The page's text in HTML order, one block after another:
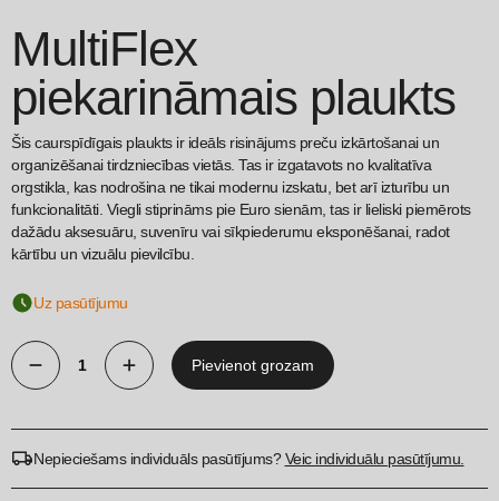
MultiFlex
piekarināmais plaukts
Šis caurspīdīgais plaukts ir ideāls risinājums preču izkārtošanai un
organizēšanai tirdzniecības vietās. Tas ir izgatavots no kvalitatīva
orgstikla, kas nodrošina ne tikai modernu izskatu, bet arī izturību un
funkcionalitāti. Viegli stiprināms pie Euro sienām, tas ir lieliski piemērots
dažādu aksesuāru, suvenīru vai sīkpiederumu eksponēšanai, radot
kārtību un vizuālu pievilcību.
Uz pasūtījumu
MultiFlex
plaukts
quantity
Pievienot grozam
Nepieciešams individuāls pasūtījums?Veic individuālu pasūtījumu.